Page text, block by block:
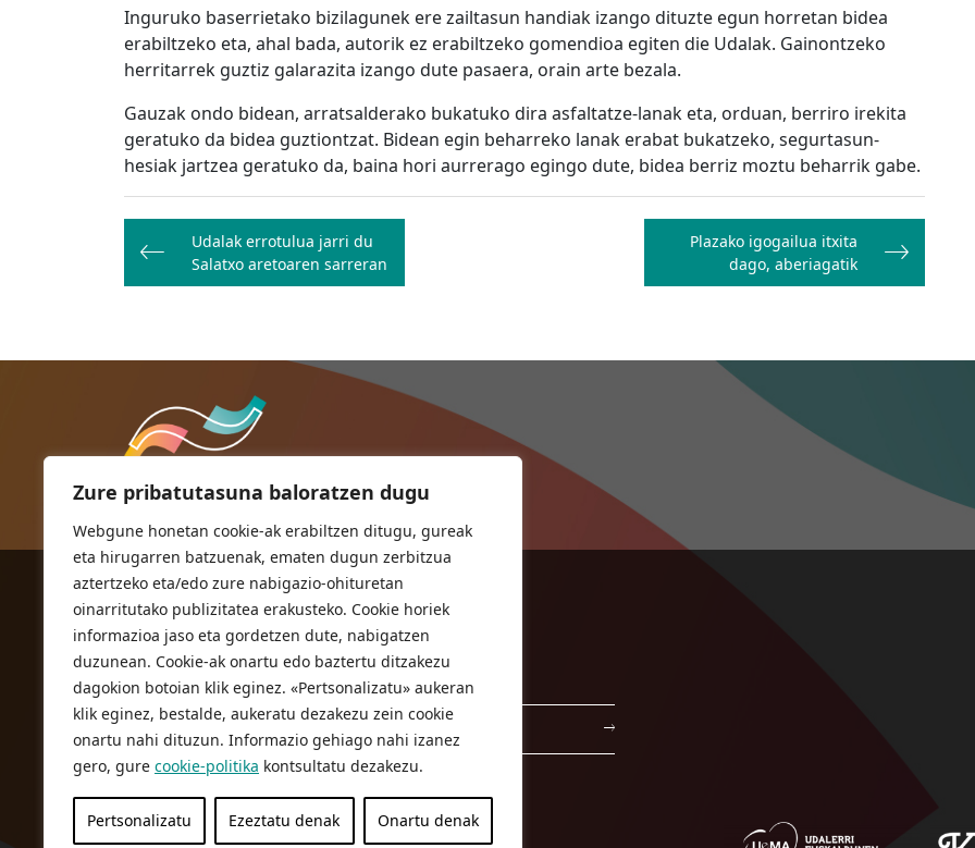
Zure pribatutasuna baloratzen dugu
Webgune honetan cookie-ak erabiltzen ditugu, gureak
eta hirugarren batzuenak, ematen dugun zerbitzua
aztertzeko eta/edo zure nabigazio-ohituretan
oinarritutako publizitatea erakusteko. Cookie horiek
informazioa jaso eta gordetzen dute, nabigatzen
duzunean. Cookie-ak onartu edo baztertu ditzakezu
dagokion botoian klik eginez. «Pertsonalizatu» aukeran
klik eginez, bestalde, aukeratu dezakezu zein cookie
onartu nahi dituzun. Informazio gehiago nahi izanez
gero, gure cookie-politika kontsultatu dezakezu.
Pertsonalizatu Ezeztatu denak Onartu denak
Inguruko baserrietako bizilagunek ere zailtasun handiak izango dituzte egun horretan bidea
erabiltzeko eta, ahal bada, autorik ez erabiltzeko gomendioa egiten die Udalak. Gainontzeko
herritarrek guztiz galarazita izango dute pasaera, orain arte bezala.
Gauzak ondo bidean, arratsalderako bukatuko dira asfaltatze-lanak eta, orduan, berriro irekita
geratuko da bidea guztiontzat. Bidean egin beharreko lanak erabat bukatzeko, segurtasun-
hesiak jartzea geratuko da, baina hori aurrerago egingo dute, bidea berriz moztu beharrik gabe.
Bidalketetan
zehar
nabigatu
Udalak errotulua jarri du
Salatxo aretoaren sarreran
Plazako igogailua itxita
dago, aberiagatik
ORIOKO UDALA
Herriko plaza,1
20810 Orio (Gipuzkoa)
T. 943 83 03 46
bulegoak@orio.eus